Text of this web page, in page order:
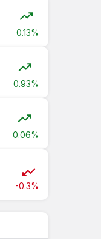
0.13%
0.93%
0.06%
-0.3%